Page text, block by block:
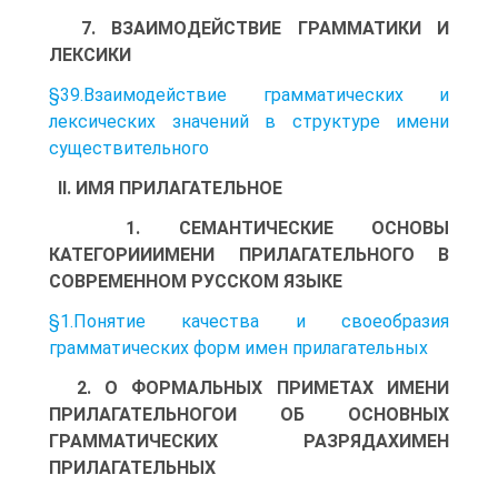
7. ВЗАИМОДЕЙСТВИЕ ГРАММАТИКИ И
ЛЕКСИКИ
§39.Взаимодействие грамматических и
лексических значений в структуре имени
существительного
II. ИМЯ ПРИЛАГАТЕЛЬНОЕ
1. СЕМАНТИЧЕСКИЕ ОСНОВЫ
КАТЕГОРИИИМЕНИ ПРИЛАГАТЕЛЬНОГО В
СОВРЕМЕННОМ РУССКОМ ЯЗЫКЕ
§1.Понятие качества и своеобразия
грамматических форм имен прилагательных
2. О ФОРМАЛЬНЫХ ПРИМЕТАХ ИМЕНИ
ПРИЛАГАТЕЛЬНОГОИ ОБ ОСНОВНЫХ
ГРАММАТИЧЕСКИХ РАЗРЯДАХИМЕН
ПРИЛАГАТЕЛЬНЫХ